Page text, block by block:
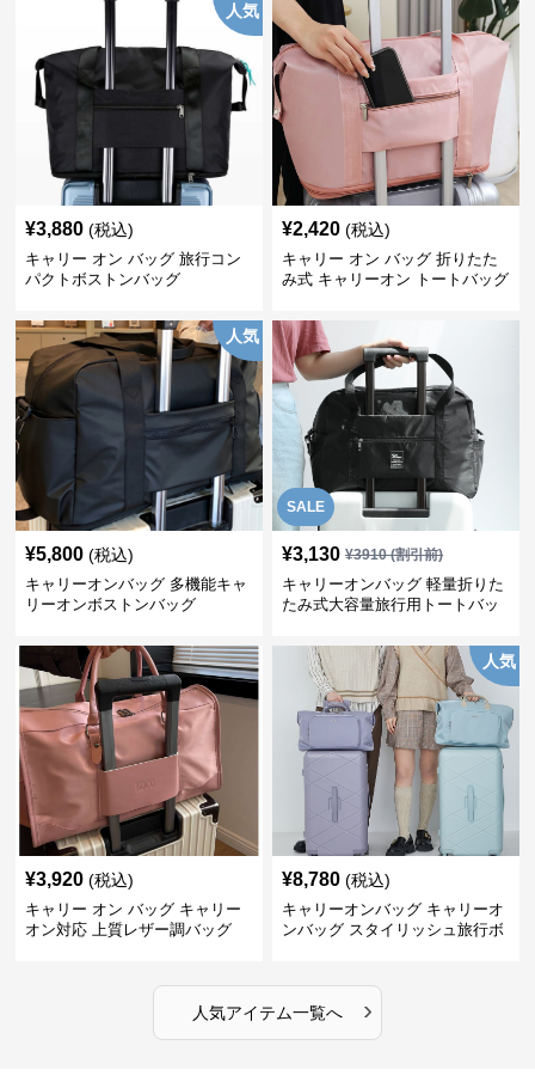
人気
¥3,880 (税込)
キャリー オン バッグ 旅行コン
パクトボストンバッグ
¥2,420 (税込)
キャリー オン バッグ 折りたた
み式 キャリーオン トートバッグ
人気
¥5,800 (税込)
キャリーオンバッグ 多機能キャ
リーオンボストンバッグ
SALE
¥3,130 ¥3910(割引前)
キャリーオンバッグ 軽量折りた
たみ式大容量旅行用トートバッ
¥3,920 (税込)
キャリー オン バッグ キャリー
オン対応 上質レザー調バッグ
人気
¥8,780 (税込)
キャリーオンバッグ キャリーオ
ンバッグ スタイリッシュ旅行ボ
人気アイテム一覧へ ›